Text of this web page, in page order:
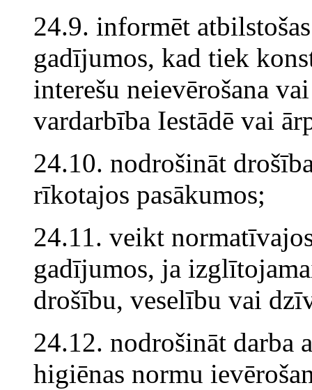
24.9. informēt
gadījumos, kad tiek
interešu neievērošana
vardarbība Iestādē vai
24.10. nodrošināt
rīkotajos pasākumos;
24.11. veikt
gadījumos, ja
drošību, veselību vai
24.12. nodrošināt darba
higiēnas normu